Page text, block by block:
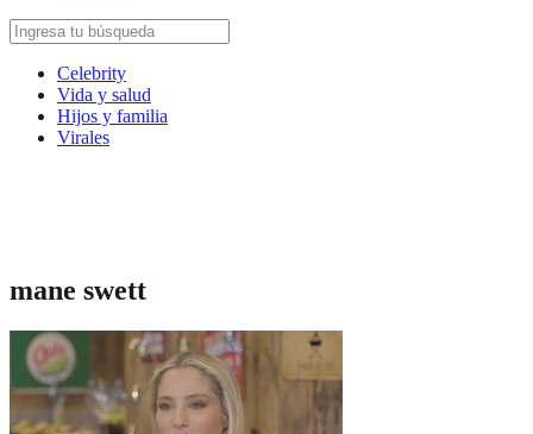
Celebrity
Vida y salud
Hijos y familia
Virales
mane swett